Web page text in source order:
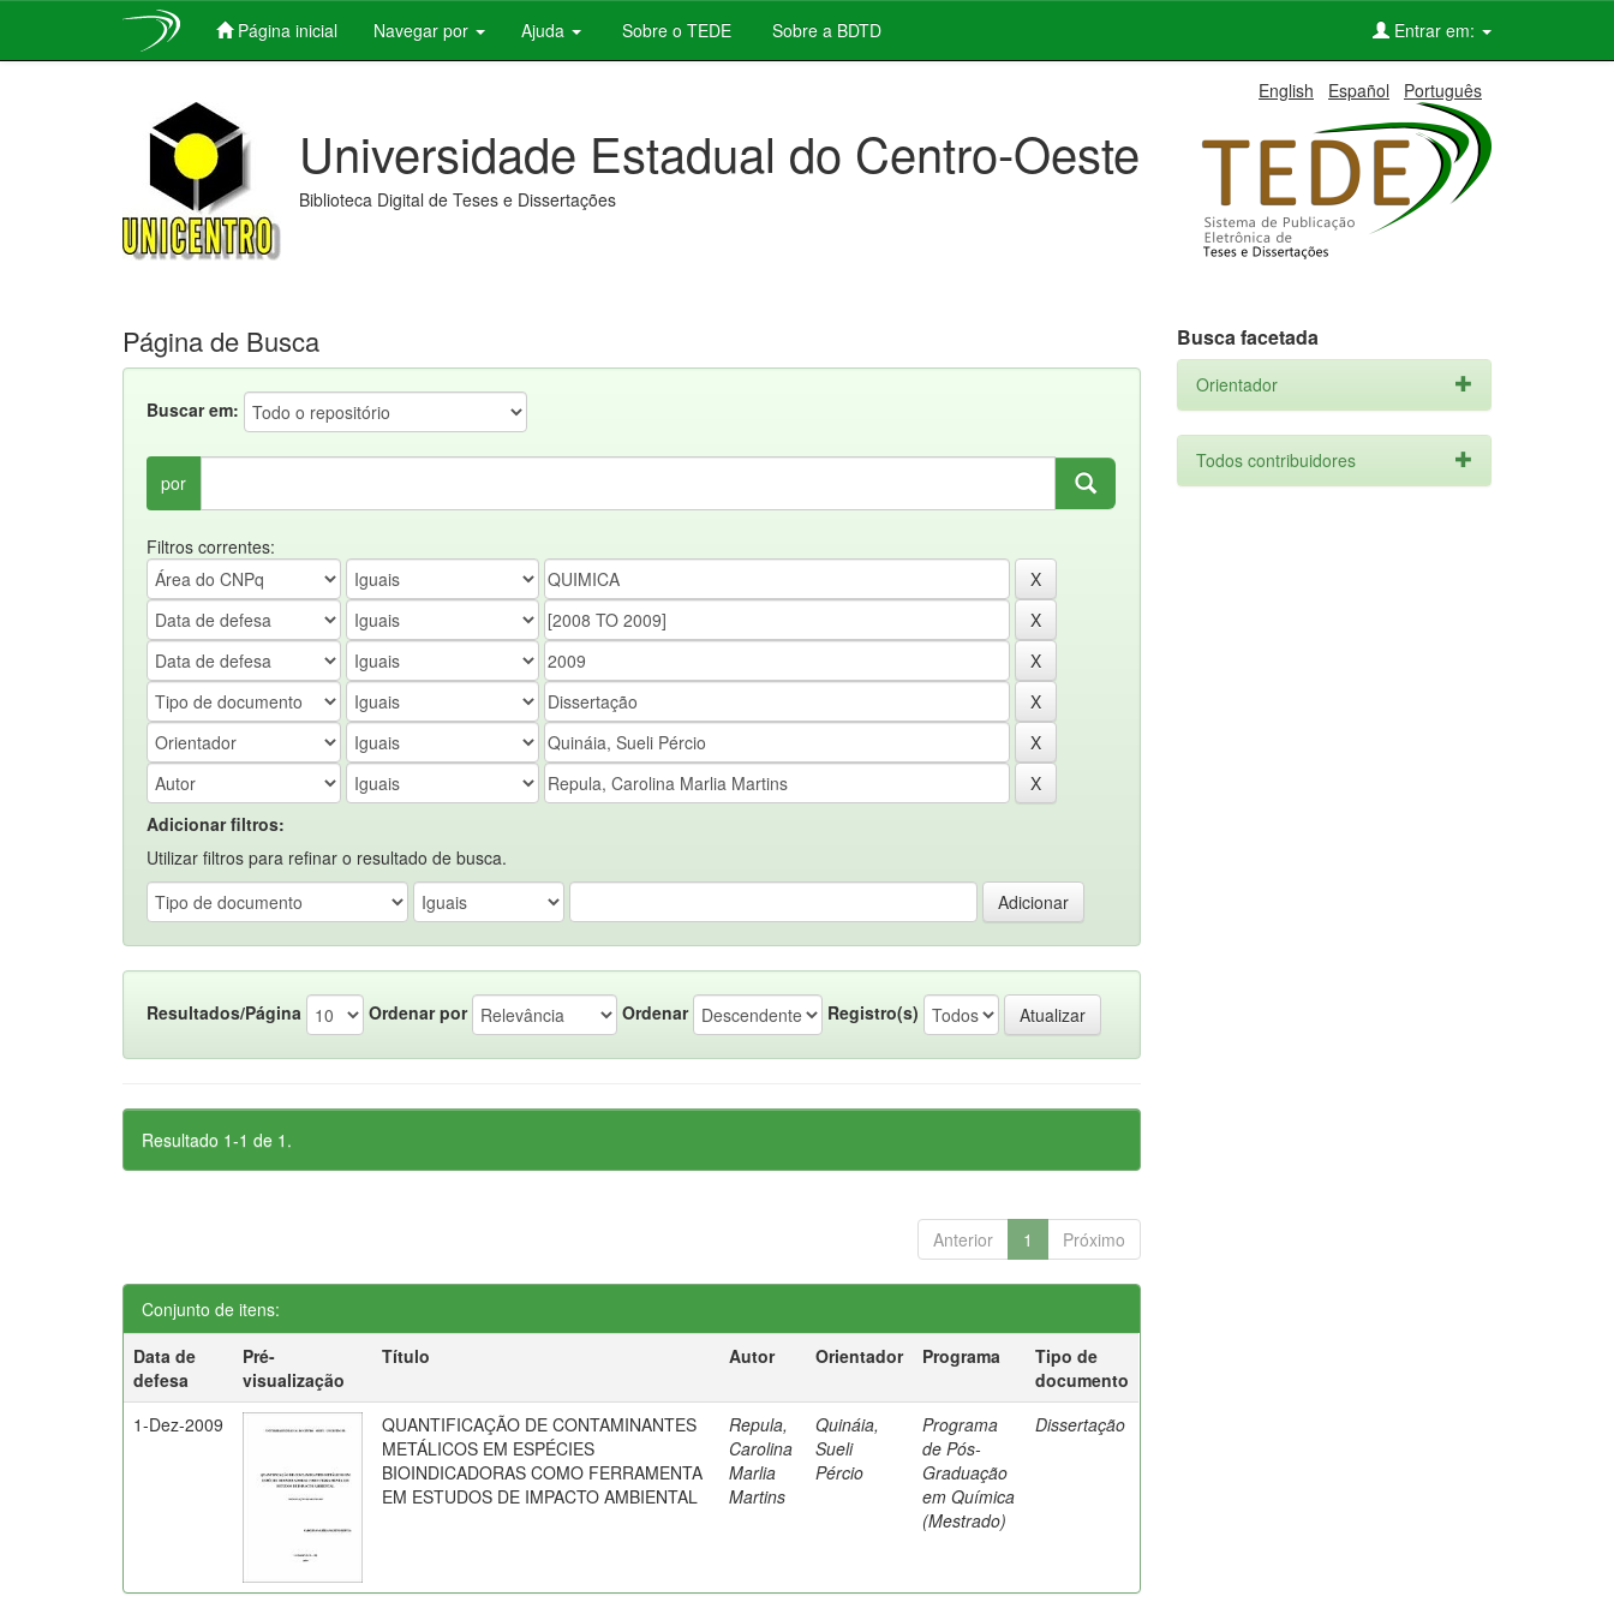
Página inicial Navegar por Ajuda Sobre o TEDE Sobre a BDTD Entrar em:
English Español Português
Universidade Estadual do Centro-Oeste
Biblioteca Digital de Teses e Dissertações
Página de Busca
Buscar em:
por
Filtros correntes:
Adicionar filtros:
Utilizar filtros para refinar o resultado de busca.
Resultados/Página Ordenar por Ordenar Registro(s)
Resultado 1-1 de 1.
Anterior 1 Próximo
Conjunto de itens:
Data de
defesa
Pré-
visualização
Título Autor Orientador Programa
Tipo de
documento
1-Dez-2009
QUANTIFICAÇÃO DE CONTAMINANTES
METÁLICOS EM ESPÉCIES
BIOINDICADORAS COMO FERRAMENTA
EM ESTUDOS DE IMPACTO AMBIENTAL
Repula,
Carolina
Marlia
Martins
Quináia,
Sueli
Pércio
Programa
de Pós-
Graduação
em Química
(Mestrado)
Dissertação
Busca facetada
Orientador
Todos contribuidores